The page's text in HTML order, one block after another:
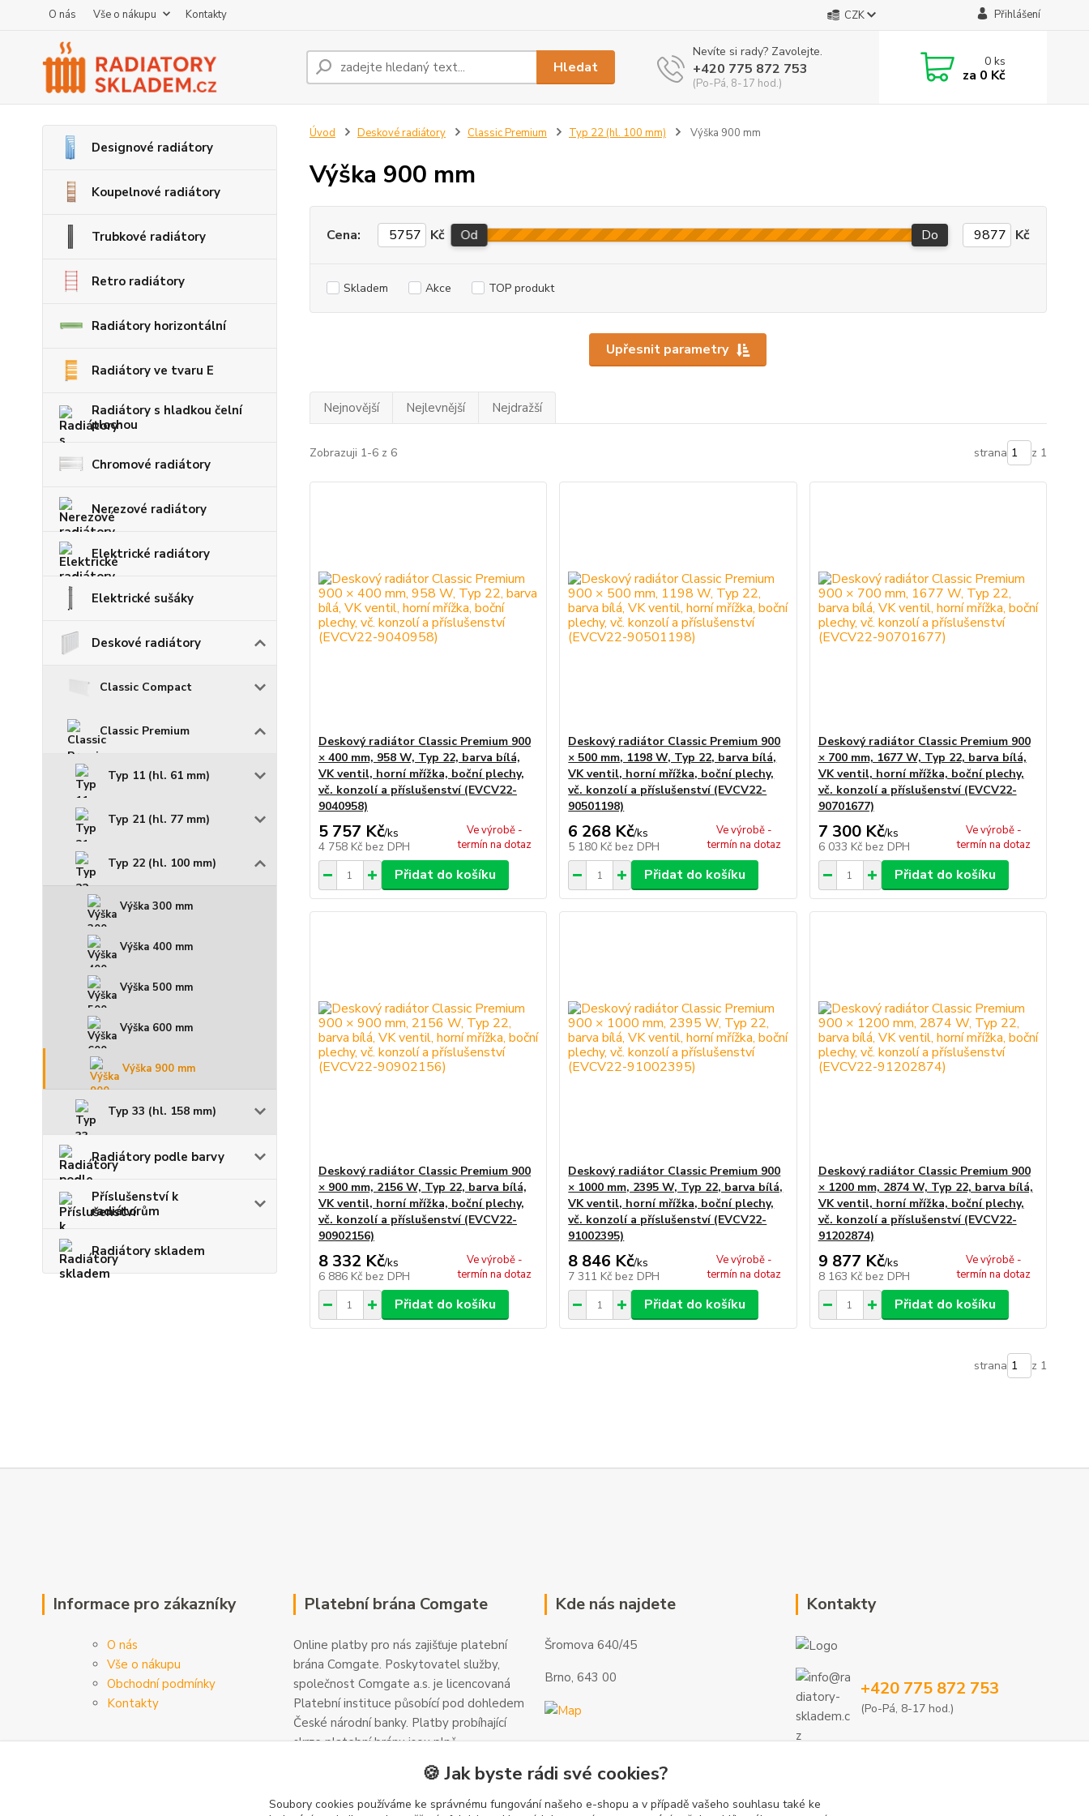
O nás Vše o nákupu Kontakty CZK Přihlášení
Hledat
Nevíte si rady? Zavolejte.
+420 775 872 753
(Po-Pá, 8-17 hod.)
0ks
za 0 Kč
Designové radiátory
Koupelnové radiátory
Trubkové radiátory
Retro radiátory
Radiátory horizontální
Radiátory ve tvaru E
Radiátory s hladkou čelní
plochou
Chromové radiátory
Nerezové radiátory
Elektrické radiátory
Elektrické sušáky
Deskové radiátory
Classic Compact
Classic Premium
Typ 11 (hl. 61 mm)
Typ 21 (hl. 77 mm)
Typ 22 (hl. 100 mm)
Výška 300 mm
Výška 400 mm
Výška 500 mm
Výška 600 mm
Výška 900 mm
Typ 33 (hl. 158 mm)
Radiátory podle barvy
Příslušenství k
radiátorům
Radiátory skladem
Úvod Deskové radiátory Classic Premium Typ 22 (hl. 100 mm) Výška 900 mm
Výška 900 mm
Upřesnit parametry
Cena: Kč Od Do Kč
Skladem Akce TOP produkt
Nejnovější Nejlevnější Nejdražší
Zobrazuji 1-6 z 6 strana z 1
Deskový radiátor Classic Premium 900
× 400 mm, 958 W, Typ 22, barva bílá,
VK ventil, horní mřížka, boční plechy,
vč. konzolí a příslušenství (EVCV22-
9040958)
5 757 Kč/ks
4 758 Kč bez DPH
Ve výrobě -
termín na dotaz
Přidat do košíku
Deskový radiátor Classic Premium 900
× 500 mm, 1198 W, Typ 22, barva bílá,
VK ventil, horní mřížka, boční plechy,
vč. konzolí a příslušenství (EVCV22-
90501198)
6 268 Kč/ks
5 180 Kč bez DPH
Ve výrobě -
termín na dotaz
Přidat do košíku
Deskový radiátor Classic Premium 900
× 700 mm, 1677 W, Typ 22, barva bílá,
VK ventil, horní mřížka, boční plechy,
vč. konzolí a příslušenství (EVCV22-
90701677)
7 300 Kč/ks
6 033 Kč bez DPH
Ve výrobě -
termín na dotaz
Přidat do košíku
Deskový radiátor Classic Premium 900
× 900 mm, 2156 W, Typ 22, barva bílá,
VK ventil, horní mřížka, boční plechy,
vč. konzolí a příslušenství (EVCV22-
90902156)
8 332 Kč/ks
6 886 Kč bez DPH
Ve výrobě -
termín na dotaz
Přidat do košíku
Deskový radiátor Classic Premium 900
× 1000 mm, 2395 W, Typ 22, barva bílá,
VK ventil, horní mřížka, boční plechy,
vč. konzolí a příslušenství (EVCV22-
91002395)
8 846 Kč/ks
7 311 Kč bez DPH
Ve výrobě -
termín na dotaz
Přidat do košíku
Deskový radiátor Classic Premium 900
× 1200 mm, 2874 W, Typ 22, barva bílá,
VK ventil, horní mřížka, boční plechy,
vč. konzolí a příslušenství (EVCV22-
91202874)
9 877 Kč/ks
8 163 Kč bez DPH
Ve výrobě -
termín na dotaz
Přidat do košíku
strana z 1
Informace pro zákazníky
O nás
Vše o nákupu
Obchodní podmínky
Kontakty
Platební brána Comgate
Online platby pro nás zajišťuje platební
brána Comgate. Poskytovatel služby,
společnost Comgate a.s. je licencovaná
Platební instituce působící pod dohledem
České národní banky. Platby probíhající
skrze platební bránu jsou plně
zabezpečeny a veškeré informace jsou
šifrovány. Další informace a kontakty
nawww.comgate.cz.
Kde nás najdete
Šromova 640/45
Brno, 643 00
Kontakty
+420 775 872 753
(Po-Pá, 8-17 hod.)
🍪 Jak byste rádi své cookies?
Soubory cookies používáme ke správnému fungování našeho e-shopu a v případě vašeho souhlasu také ke